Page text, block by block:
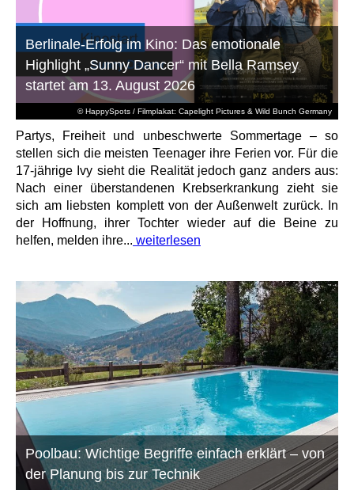
© HappySpots / Filmplakat: Capelight Pictures & Wild Bunch Germany
Berlinale-Erfolg im Kino: Das emotionale
Highlight „Sunny Dancer“ mit Bella Ramsey
startet am 13. August 2026
Partys, Freiheit und unbeschwerte Sommertage – so
stellen sich die meisten Teenager ihre Ferien vor. Für die
17-jährige Ivy sieht die Realität jedoch ganz anders aus:
Nach einer überstandenen Krebserkrankung zieht sie
sich am liebsten komplett von der Außenwelt zurück. In
der Hoffnung, ihrer Tochter wieder auf die Beine zu
helfen, melden ihre... weiterlesen
Poolbau: Wichtige Begriffe einfach erklärt – von
der Planung bis zur Technik